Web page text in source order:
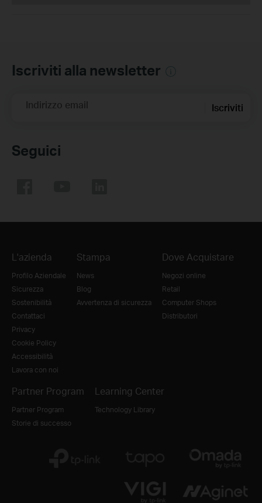
Iscriviti alla newsletter
Indirizzo email Iscriviti
Seguici
L'azienda
Profilo Aziendale
Sicurezza
Sostenibilità
Contattaci
Privacy
Cookie Policy
Accessibilità
Lavora con noi
Stampa
News
Blog
Avvertenza di sicurezza
Dove Acquistare
Negozi online
Retail
Computer Shops
Distributori
Partner Program
Partner Program
Storie di successo
Learning Center
Technology Library